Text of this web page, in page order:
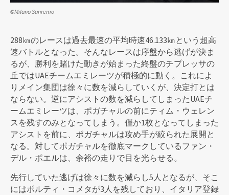
©Milano Sanremo
288㎞のレースは過去最速の平均時速46.133㎞という超高
速バトルとなった。そんなレースは序盤から逃げが決ま
るが、勝利を賭けた動きが始まった終盤のチプレッサの
丘ではUAEチームエミレーツが積極的に動く。これによ
りメイン集団は徐々に数を減らしていくが、決定打とは
ならない。逆にアシストの数を減らしてしまったUAEチ
ームエミレーツは、ポガチャルの前にティム・ウェレン
スを残すのみとなってしまう。僅か1枚となってしまった
アシストを前に、ポガチャルは攻め手が絞られた展開と
なる。対してポガチャルを徹底マークしているファン・
デル・ポエルは、余裕の走りで目を光らせる。
先行していた逃げは徐々に数を減らし5人となるが、そこ
にはポルティ・コメタが3人を残しており、イタリア登録